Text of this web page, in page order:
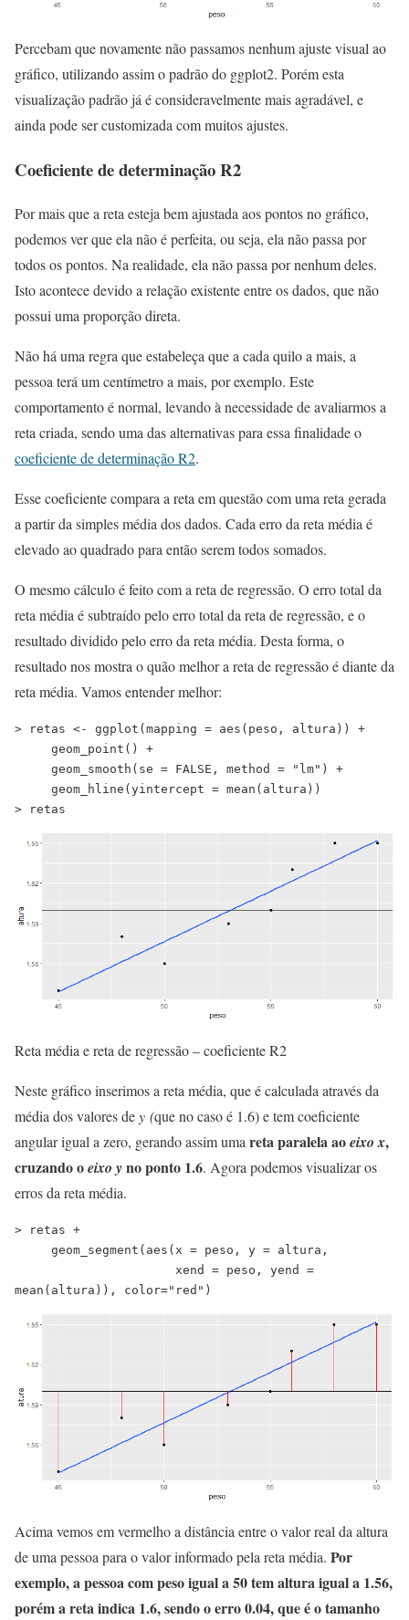
Percebam que novamente não passamos nenhum ajuste visual ao
gráfico, utilizando assim o padrão do ggplot2. Porém esta
visualização padrão já é consideravelmente mais agradável, e
ainda pode ser customizada com muitos ajustes.
Coeficiente de determinação R2
Por mais que a reta esteja bem ajustada aos pontos no gráfico,
podemos ver que ela não é perfeita, ou seja, ela não passa por
todos os pontos. Na realidade, ela não passa por nenhum deles.
Isto acontece devido a relação existente entre os dados, que não
possui uma proporção direta.
Não há uma regra que estabeleça que a cada quilo a mais, a
pessoa terá um centímetro a mais, por exemplo. Este
comportamento é normal, levando à necessidade de avaliarmos a
reta criada, sendo uma das alternativas para essa finalidade o
coeficiente de determinação R2.
Esse coeficiente compara a reta em questão com uma reta gerada
a partir da simples média dos dados. Cada erro da reta média é
elevado ao quadrado para então serem todos somados.
O mesmo cálculo é feito com a reta de regressão. O erro total da
reta média é subtraído pelo erro total da reta de regressão, e o
resultado dividido pelo erro da reta média. Desta forma, o
resultado nos mostra o quão melhor a reta de regressão é diante da
reta média. Vamos entender melhor:
> retas <- ggplot(mapping = aes(peso, altura)) +
     geom_point() +
     geom_smooth(se = FALSE, method = "lm") +
     geom_hline(yintercept = mean(altura))
> retas
Reta média e reta de regressão – coeficiente R2
Neste gráfico inserimos a reta média, que é calculada através da
média dos valores dey (que no caso é 1.6) e tem coeficiente
angular igual a zero, gerando assim umareta paralela aoeixo x,
cruzando oeixo yno ponto 1.6. Agora podemos visualizar os
erros da reta média.
> retas +
     geom_segment(aes(x = peso, y = altura,
mean(altura)), color="red")
Acima vemos em vermelho a distância entre o valor real da altura
de uma pessoa para o valor informado pela reta média. Por
exemplo, a pessoa com peso igual a 50 tem altura igual a 1.56,
porém a reta indica 1.6, sendo o erro 0.04, que é o tamanho